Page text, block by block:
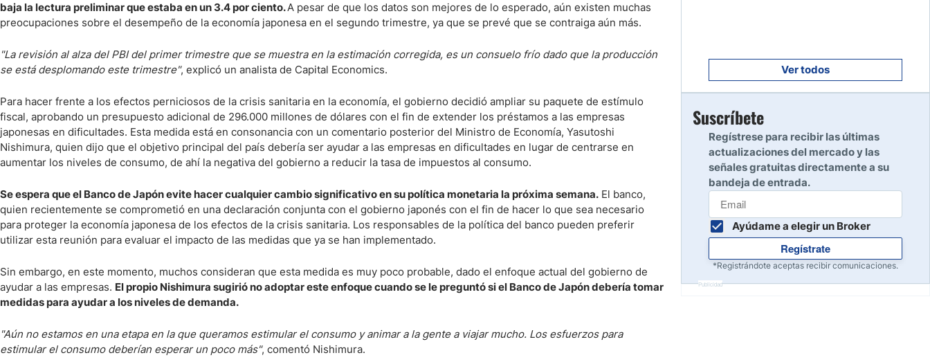
baja la lectura preliminar que estaba en un 3.4 por ciento.A pesar de que los datos son mejores de lo esperado, aún existen muchas
preocupaciones sobre el desempeño de la economía japonesa en el segundo trimestre, ya que se prevé que se contraiga aún más.
"La revisión al alza del PBI del primer trimestre que se muestra en la estimación corregida, es un consuelo frío dado que la producción
se está desplomando este trimestre", explicó un analista de Capital Economics.
Para hacer frente a los efectos perniciosos de la crisis sanitaria en la economía, el gobierno decidió ampliar su paquete de estímulo
fiscal, aprobando un presupuesto adicional de 296.000 millones de dólares con el fin de extender los préstamos a las empresas
japonesas en dificultades. Esta medida está en consonancia con un comentario posterior del Ministro de Economía, Yasutoshi
Nishimura, quien dijo que el objetivo principal del país debería ser ayudar a las empresas en dificultades en lugar de centrarse en
aumentar los niveles de consumo, de ahí la negativa del gobierno a reducir la tasa de impuestos al consumo.
Se espera que el Banco de Japón evite hacer cualquier cambio significativo en su política monetaria la próxima semana. El banco,
quien recientemente se comprometió en una declaración conjunta con el gobierno japonés con el fin de hacer lo que sea necesario
para proteger la economía japonesa de los efectos de la crisis sanitaria. Los responsables de la política del banco pueden preferir
utilizar esta reunión para evaluar el impacto de las medidas que ya se han implementado.
Sin embargo, en este momento, muchos consideran que esta medida es muy poco probable, dado el enfoque actual del gobierno de
ayudar a las empresas. El propio Nishimura sugirió no adoptar este enfoque cuando se le preguntó si el Banco de Japón debería tomar
medidas para ayudar a los niveles de demanda.
"Aún no estamos en una etapa en la que queramos estimular el consumo y animar a la gente a viajar mucho. Los esfuerzos para
estimular el consumo deberían esperar un poco más", comentó Nishimura.
Leer reseña
10
Ver todos
Suscríbete
Regístrese para recibir las últimas
actualizaciones del mercado y las
señales gratuitas directamente a su
bandeja de entrada.
Ayúdame a elegir un Broker
Regístrate
*Registrándote aceptas recibir comunicaciones.
Publicidad